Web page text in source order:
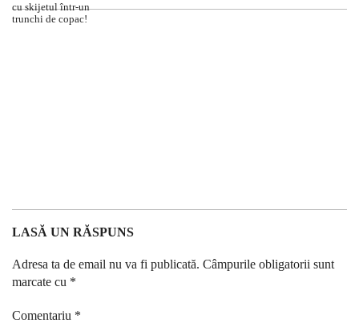
LASĂ UN RĂSPUNS
Adresa ta de email nu va fi publicată. Câmpurile obligatorii sunt
marcate cu *
Comentariu *